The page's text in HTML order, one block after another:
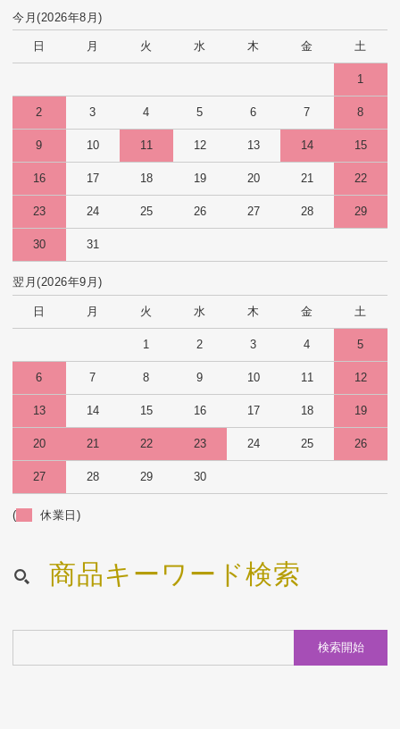
今月(2026年8月)
日 月 火 水 木 金 土
1
2 3 4 5 6 7 8
9 10 11 12 13 14 15
16 17 18 19 20 21 22
23 24 25 26 27 28 29
30 31
翌月(2026年9月)
日 月 火 水 木 金 土
1 2 3 4 5
6 7 8 9 10 11 12
13 14 15 16 17 18 19
20 21 22 23 24 25 26
27 28 29 30
( 休業日)
商品キーワード検索